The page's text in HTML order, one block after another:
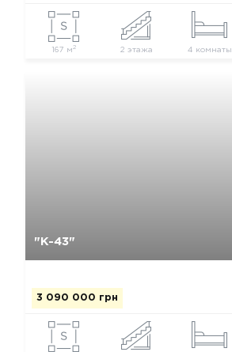
167 м2 2 этажа 4 комнаты
"К-43"
3 090 000 грн